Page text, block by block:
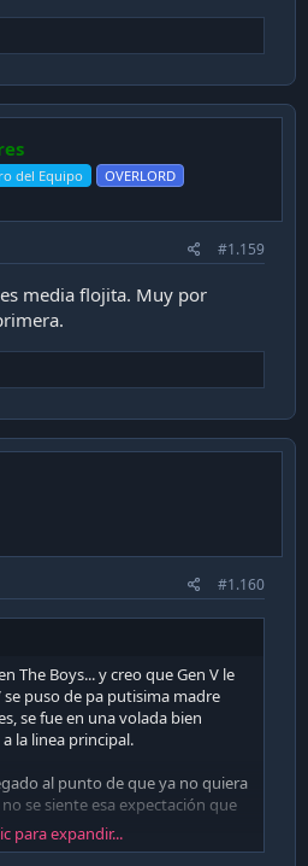
del Equipo OVERLORD
#1.159
media flojita. Muy por
#1.160
The Boys... y creo que Gen V le
se puso de pa putisima madre
se fue en una volada bien
la linea principal.
al punto de que ya no quiera
se siente esa expectación que
para expandir...